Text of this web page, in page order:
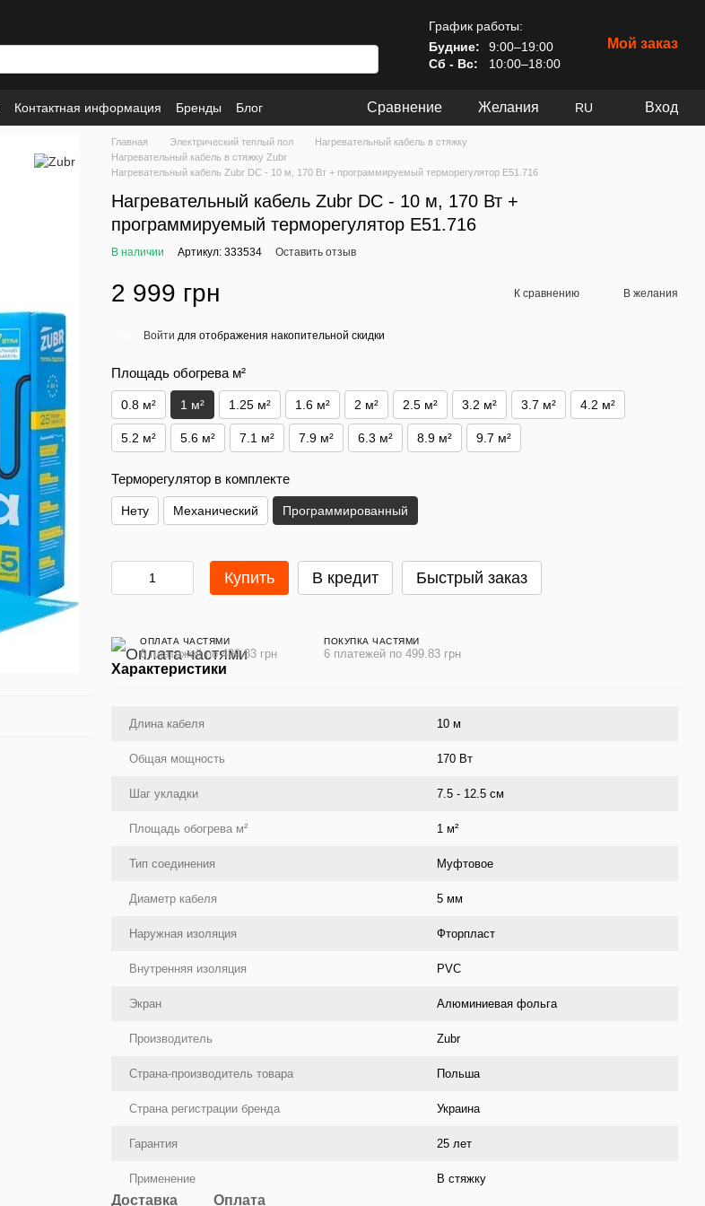
График работы:
Будние:
9:00–19:00
Сб - Вс:
10:00–18:00
Мой заказ
Контактная информация Бренды
Блог
Сравнение Желания RU Вход
Главная Электрический теплый пол
Нагревательный кабель в стяжку
Нагревательный кабель в стяжку Zubr
Нагревательный кабель Zubr DC - 10 м, 170 Вт + программируемый терморегулятор E51.716
Нагревательный кабель Zubr DC - 10 м, 170 Вт +
программируемый терморегулятор E51.716
В наличии Артикул: 333534 Оставить отзыв
2 999 грн К сравнению В желания
Войти для отображения накопительной скидки
Площадь обогрева м²
0.8 м² 1 м² 1.25 м² 1.6 м² 2 м² 2.5 м² 3.2 м² 3.7 м² 4.2 м²
5.2 м² 5.6 м² 7.1 м² 7.9 м² 6.3 м² 8.9 м² 9.7 м²
Терморегулятор в комплекте
Нету Механический Программированный
Купить В кредит Быстрый заказ
ОПЛАТА ЧАСТЯМИ
6 платежей по 499.83 грн
ПОКУПКА ЧАСТЯМИ
6 платежей по 499.83 грн
Характеристики
Длина кабеля 10 м
Общая мощность 170 Вт
Шаг укладки 7.5 - 12.5 см
Площадь обогрева м² 1 м²
Тип соединения Муфтовое
Диаметр кабеля 5 мм
Наружная изоляция Фторпласт
Внутренняя изоляция PVC
Экран Алюминиевая фольга
Производитель Zubr
Страна-производитель товара Польша
Страна регистрации бренда Украина
Гарантия 25 лет
Применение В стяжку
Доставка Оплата